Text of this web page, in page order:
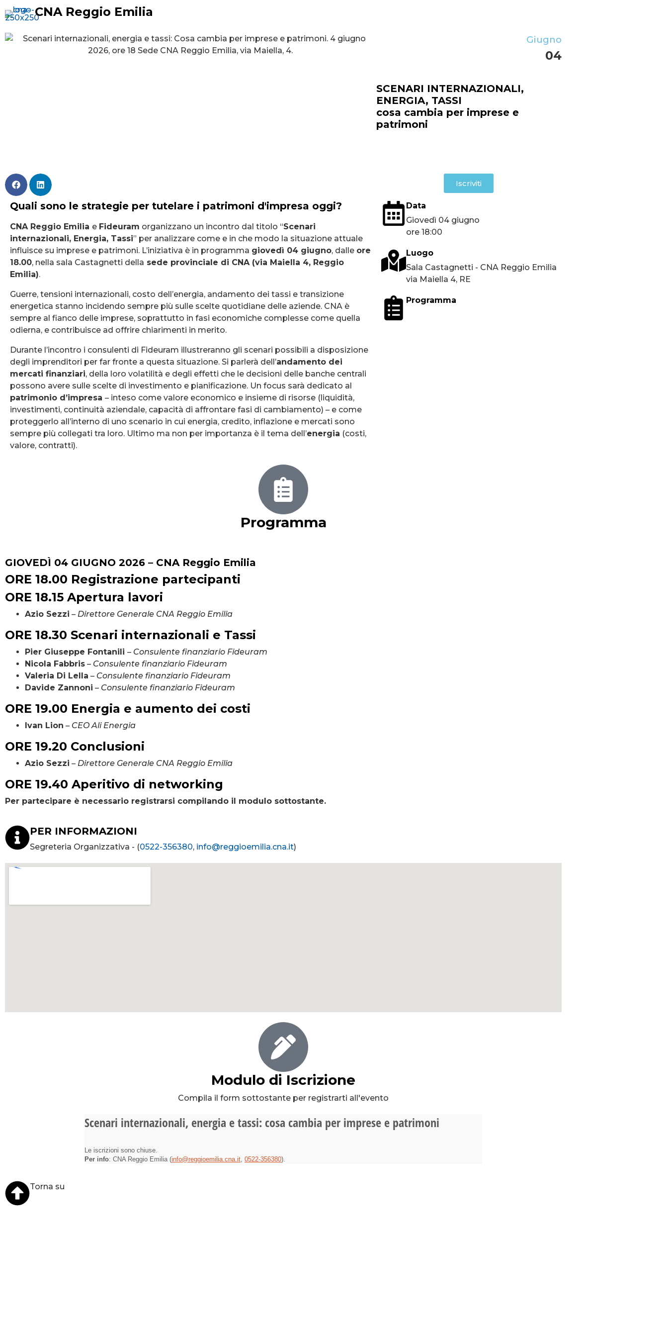
CNA Reggio Emilia
Giugno
04
SCENARI INTERNAZIONALI,
ENERGIA, TASSI
cosa cambia per imprese e
patrimoni
Iscriviti
Quali sono le strategie per tutelare i patrimoni d'impresa oggi?
CNA Reggio Emilia e Fideuram organizzano un incontro dal titolo “Scenari
internazionali, Energia, Tassi” per analizzare come e in che modo la situazione attuale
influisce su imprese e patrimoni. L’iniziativa è in programma giovedì 04 giugno, dalle ore
18.00, nella sala Castagnetti della sede provinciale di CNA (via Maiella 4, Reggio
Emilia).
Guerre, tensioni internazionali, costo dell’energia, andamento dei tassi e transizione
energetica stanno incidendo sempre più sulle scelte quotidiane delle aziende. CNA è
sempre al fianco delle imprese, soprattutto in fasi economiche complesse come quella
odierna, e contribuisce ad offrire chiarimenti in merito.
Durante l’incontro i consulenti di Fideuram illustreranno gli scenari possibili a disposizione
degli imprenditori per far fronte a questa situazione. Si parlerà dell’andamento dei
mercati finanziari, della loro volatilità e degli effetti che le decisioni delle banche centrali
possono avere sulle scelte di investimento e pianificazione. Un focus sarà dedicato al
patrimonio d’impresa – inteso come valore economico e insieme di risorse (liquidità,
investimenti, continuità aziendale, capacità di affrontare fasi di cambiamento) – e come
proteggerlo all’interno di uno scenario in cui energia, credito, inflazione e mercati sono
sempre più collegati tra loro. Ultimo ma non per importanza è il tema dell’energia (costi,
valore, contratti).
Data
Giovedì 04 giugno
ore 18:00
Luogo
Sala Castagnetti - CNA Reggio Emilia
via Maiella 4, RE
Programma
Programma
GIOVEDÌ 04 GIUGNO 2026 – CNA Reggio Emilia
ORE 18.00 Registrazione partecipanti
ORE 18.15 Apertura lavori
Azio Sezzi – Direttore Generale CNA Reggio Emilia
ORE 18.30 Scenari internazionali e Tassi
Pier Giuseppe Fontanili – Consulente finanziario Fideuram
Nicola Fabbris – Consulente finanziario Fideuram
Valeria Di Lella – Consulente finanziario Fideuram
Davide Zannoni – Consulente finanziario Fideuram
ORE 19.00 Energia e aumento dei costi
Ivan Lion – CEO Ali Energia
ORE 19.20 Conclusioni
Azio Sezzi – Direttore Generale CNA Reggio Emilia
ORE 19.40 Aperitivo di networking
Per partecipare è necessario registrarsi compilando il modulo sottostante.
PER INFORMAZIONI
Segreteria Organizzativa - (0522-356380, info@reggioemilia.cna.it)
Modulo di Iscrizione
Compila il form sottostante per registrarti all'evento
Torna su